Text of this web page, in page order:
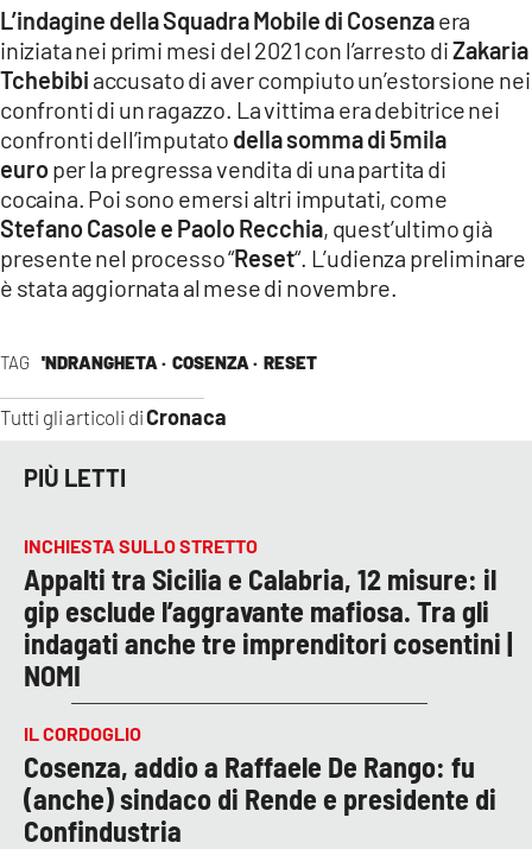
App
ANDROID
APPLE
TAG 'NDRANGHETA · COSENZA · RESET
Tutti gli articoli diCronaca
L’indagine della Squadra Mobile di Cosenzaera
iniziata nei primi mesi del 2021 con l’arresto diZakaria
Tchebibi accusato di aver compiuto un’estorsione nei
confronti di un ragazzo. La vittima era debitrice nei
confronti dell’imputato della somma di 5mila
europer la pregressa vendita di una partita di
cocaina. Poi sono emersi altri imputati, come
Stefano Casole e Paolo Recchia, quest’ultimo già
presente nel processo “Reset“. L’udienza preliminare
è stata aggiornata al mese di novembre.
PIÙ LETTI
INCHIESTA SULLO STRETTO
Appalti tra Sicilia e Calabria, 12 misure: il
gip esclude l’aggravante mafiosa. Tra gli
indagati anche tre imprenditori cosentini |
NOMI
IL CORDOGLIO
Cosenza, addio a Raffaele De Rango: fu
(anche) sindaco di Rende e presidente di
Confindustria